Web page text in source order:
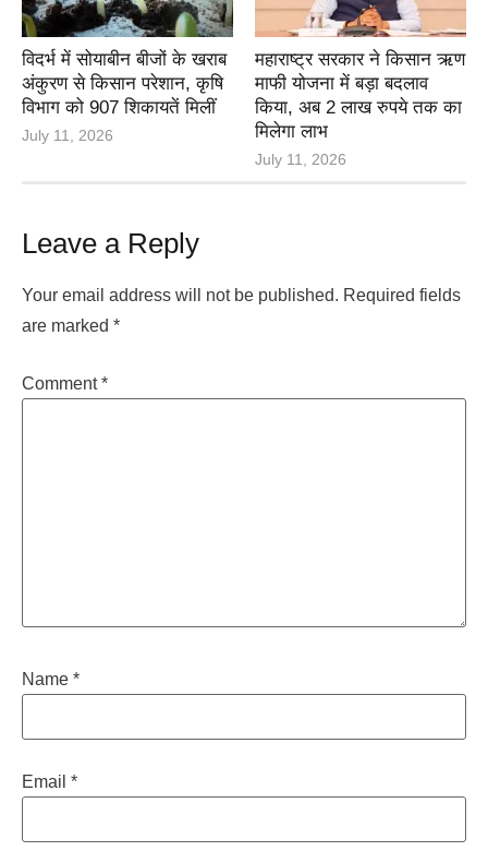
विदर्भ में सोयाबीन बीजों के खराब
अंकुरण से किसान परेशान, कृषि
विभाग को 907 शिकायतें मिलीं
July 11, 2026
महाराष्ट्र सरकार ने किसान ऋण
माफी योजना में बड़ा बदलाव
किया, अब 2 लाख रुपये तक का
मिलेगा लाभ
July 11, 2026
Leave a Reply
Your email address will not be published. Required fields
are marked *
Comment*
Name *
Email *